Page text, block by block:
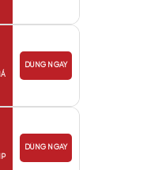
DÙNG NGAY
DÙNG NGAY